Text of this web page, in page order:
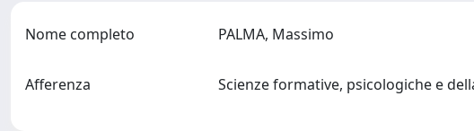
Nome completo PALMA, Massimo
Afferenza Scienze formative, psicologiche e